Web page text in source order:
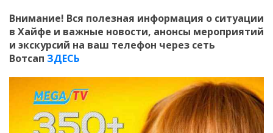
Внимание! Вся полезная информация о ситуации
в Хайфе и важные новости, анонсы мероприятий
и экскурсий на ваш телефон через сеть
Вотсап ЗДЕСЬ